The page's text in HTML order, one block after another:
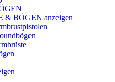
& BÖGEN anzeigen